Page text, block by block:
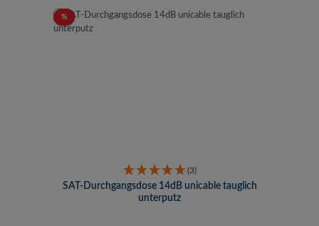
%Rabatt
(3)
SAT-Durchgangsdose 14dB unicable tauglich
unterputz